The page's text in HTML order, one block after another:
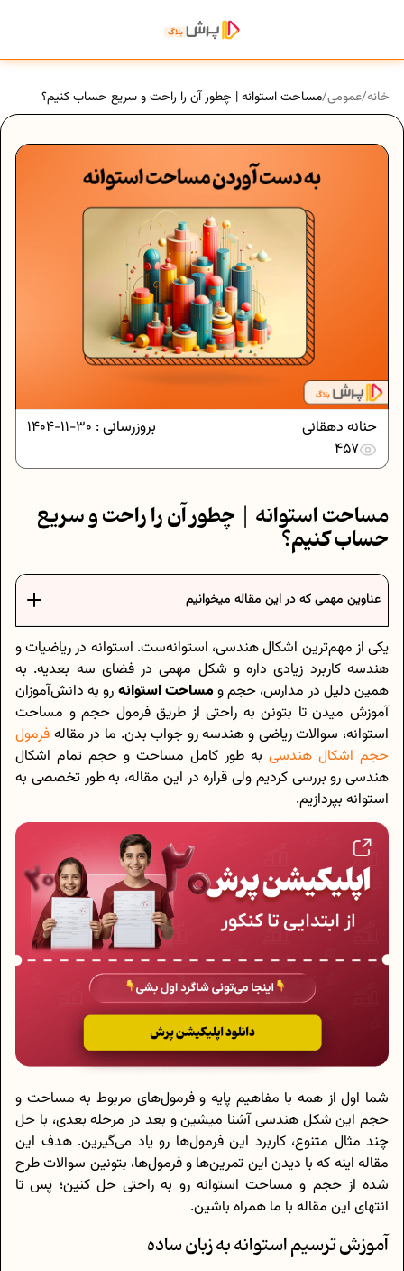
خانه/عمومی/مساحت استوانه | چطور آن را راحت و سریع حساب کنیم؟
بروزرسانی : 30-11-1404
حنانه دهقانی
457
مساحت استوانه | چطور آن را راحت و سریع
حساب کنیم؟
عناوین مهمی که در این مقاله میخوانیم
یکی از مهم‌ترین اشکال هندسی، استوانه‌ست. استوانه در ریاضیات و
هندسه کاربرد زیادی داره و شکل مهمی در فضای سه بعدیه. به
همین دلیل در مدارس، حجم ومساحت استوانه رو به دانش‌آموزان
آموزش میدن تا بتونن به راحتی از طریق فرمول حجم و مساحت
استوانه، سوالات ریاضی و هندسه رو جواب بدن. ما در مقاله فرمول
حجم اشکال هندسی به طور کامل مساحت و حجم تمام اشکال
هندسی رو بررسی کردیم ولی قراره در این مقاله، به طور تخصصی به
استوانه بپردازیم.
شما اول از همه با مفاهیم پایه و فرمول‌های مربوط به مساحت و
حجم این شکل هندسی آشنا میشین و بعد در مرحله بعدی، با حل
چند مثال متنوع، کاربرد این فرمول‌ها رو یاد می‌گیرین. هدف این
مقاله اینه که با دیدن این تمرین‌ها و فرمول‌ها، بتونین سوالات طرح
شده از حجم و مساحت استوانه رو به راحتی حل کنین؛ پس تا
انتهای این مقاله با ما همراه باشین.
آموزش ترسیم استوانه به زبان ساده